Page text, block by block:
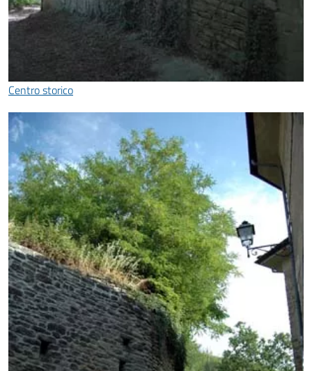
Centro storico